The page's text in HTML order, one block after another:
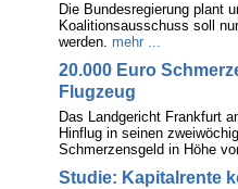
Die Bundesregierung plant
Koalitionsausschuss soll
werden. mehr ...
20.000 Euro
Flugzeug
Das Landgericht Frankfurt
Hinflug in seinen
Schmerzensgeld in Höhe
Studie: Kapitalrente